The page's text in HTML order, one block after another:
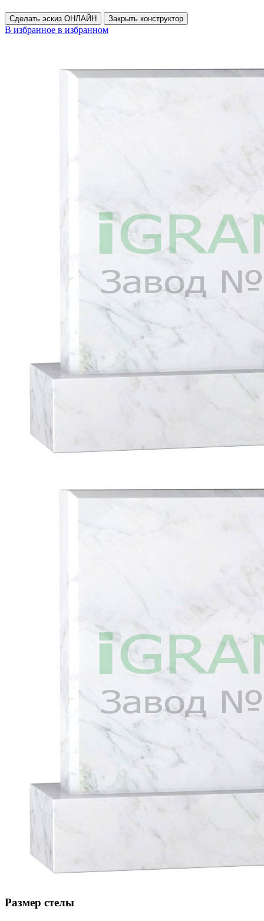
Сделать эскиз ОНЛАЙН Закрыть конструктор
В избранное в избранном
Размер стелы